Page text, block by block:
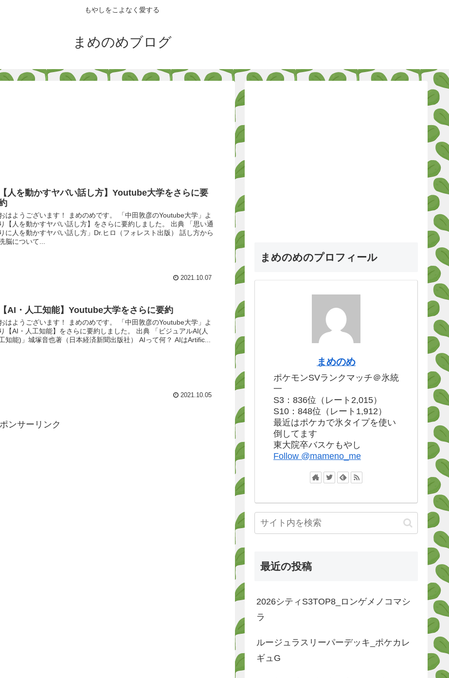
もやしをこよなく愛する
まめのめブログ
【人を動かすヤバい話し方】Youtube大学をさらに要
はようございます！ まめのめです。 「中田敦彦のYoutube大学」よ
り【人を動かすヤバい話し方】をさらに要約しました。 出典 「思い通
りに人を動かすヤバい話し方」Dr.ヒロ（フォレスト出版） 話し方から
脳について...
2021.10.07
【AI・人工知能】Youtube大学をさらに要約
はようございます！ まめのめです。 「中田敦彦のYoutube大学」よ
り【AI・人工知能】をさらに要約しました。 出典 「ビジュアルAI(人
知能)」城塚音也著（日本経済新聞出版社） AIって何？ AIはArtific...
2021.10.05
ンサーリンク
まめのめのプロフィール
まめのめ
ポケモンSVランクマッチ＠氷統
一
S3：836位（レート2,015）
S10：848位（レート1,912）
最近はポケカで氷タイプを使い
倒してます
東大院卒バスケもやし
Follow @mameno_me
最近の投稿
2026シティS3TOP8_ロンゲメノコマシ
ラ
ルージュラスリーパーデッキ_ポケカレ
ギュG